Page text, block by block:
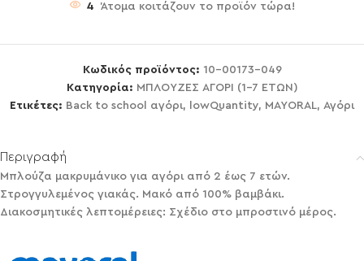
4 Άτομα κοιτάζουν το προϊόν τώρα!
Κωδικός προϊόντος: 10-00173-049
Κατηγορία: ΜΠΛΟΥΖΕΣ ΑΓΟΡΙ (1-7 ΕΤΩΝ)
Ετικέτες: Back to school αγόρι, lowQuantity, MAYORAL, Αγόρι
Περιγραφή
Μπλούζα μακρυμάνικο για αγόρι από 2 έως 7 ετών.
Στρογγυλεμένος γιακάς. Μακό από 100% βαμβάκι.
Διακοσμητικές λεπτομέρειες: Σχέδιο στο μπροστινό μέρος.